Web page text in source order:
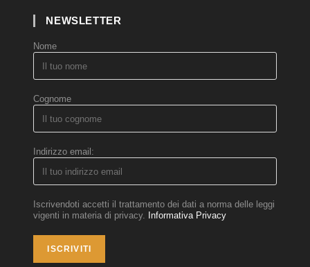
NEWSLETTER
Nome
Cognome
Indirizzo email:
Iscrivendoti accetti il trattamento dei dati a norma delle leggi
vigenti in materia di privacy. Informativa Privacy